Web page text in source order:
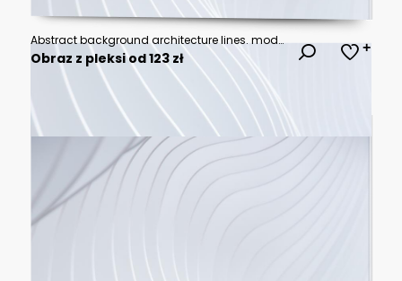
Abstract background architecture lines. modern architecture detail
Obraz z pleksi od 123 zł